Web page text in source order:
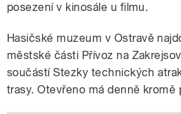
posezení v kinosále u filmu.
Hasičské muzeum v Ostravě
městské části Přívoz na
součástí Stezky technických
trasy. Otevřeno má denně kromě